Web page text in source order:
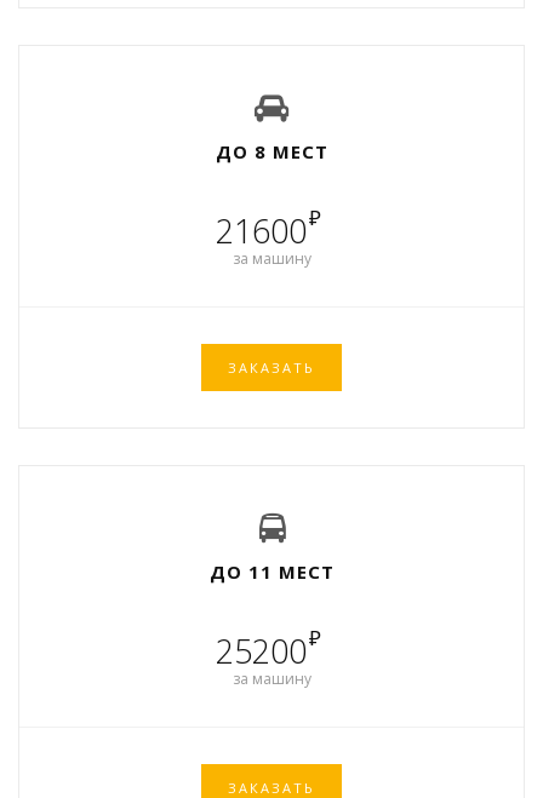
ДО 8 МЕСТ
21600₽
за машину
ЗАКАЗАТЬ
ДО 11 МЕСТ
25200₽
за машину
ЗАКАЗАТЬ